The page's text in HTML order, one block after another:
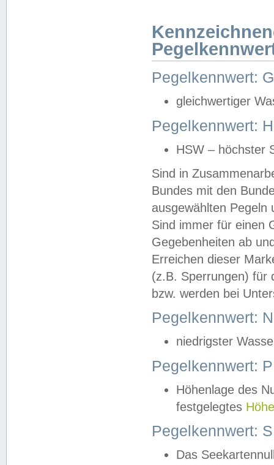
Pegelkennwert:
gleichwertiger
Pegelkennwert:
HSW – höchster
Sind in
Bundes mit den
ausgewählten
Sind immer für einen
Gegebenheiten ab
Erreichen dieser
(z.B. Sperrungen) für
bzw. werden bei
Pegelkennwert:
niedrigster
Pegelkennwert:
Höhenlage des
festgelegtes
Pegelkennwert:
Das